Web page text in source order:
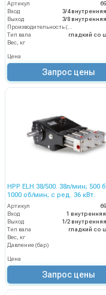
Артикул
Вход
Выход
Тип вала
гладкий со
Вес, кг
Цена
Запрос цены
HPP ELH 38/500. 38л/мин; 500
1000 об/мин; с ред. 36 кВт.
Артикул
Вход
1
Выход
Тип вала
гладкий со
Вес, кг
Давление (бар)
Цена
Запрос цены